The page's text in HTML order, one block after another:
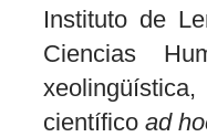
Instituto de
Ciencias
científicoad